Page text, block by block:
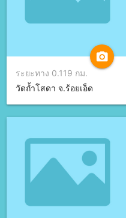
camera_alt
ระยะทาง 0.119 กม.
วัดถ้ำโสดา จ.ร้อยเอ็ด